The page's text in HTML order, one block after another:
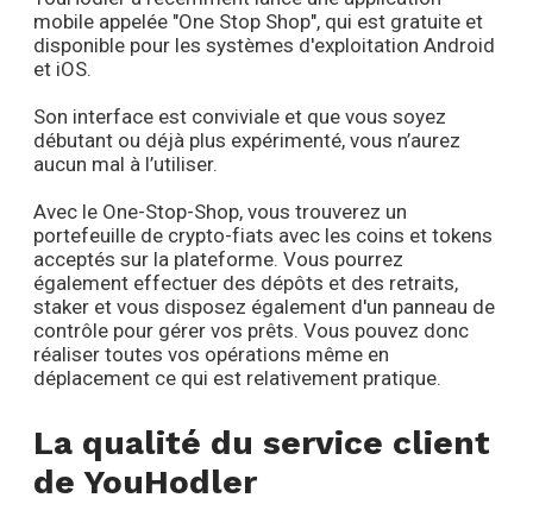
mobile appelée "One Stop Shop", qui est gratuite et
disponible pour les systèmes d'exploitation Android
et iOS.
Son interface est conviviale et que vous soyez
débutant ou déjà plus expérimenté, vous n’aurez
aucun mal à l’utiliser.
Avec le One-Stop-Shop, vous trouverez un
portefeuille de crypto-fiats avec les coins et tokens
acceptés sur la plateforme. Vous pourrez
également effectuer des dépôts et des retraits,
staker et vous disposez également d'un panneau de
contrôle pour gérer vos prêts. Vous pouvez donc
réaliser toutes vos opérations même en
déplacement ce qui est relativement pratique.
La qualité du service client
de YouHodler